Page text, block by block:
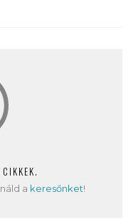
a keresőnket!